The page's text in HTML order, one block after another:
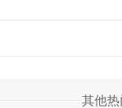
其他